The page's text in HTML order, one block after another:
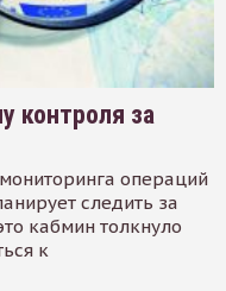
контроля за
операций
следить за
кабмин толкнуло
к